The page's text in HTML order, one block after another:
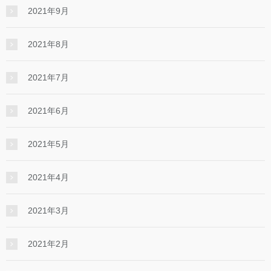
2021年9月
2021年8月
2021年7月
2021年6月
2021年5月
2021年4月
2021年3月
2021年2月